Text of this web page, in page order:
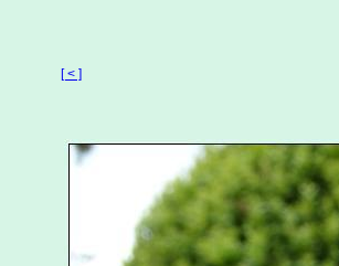
[ < ]